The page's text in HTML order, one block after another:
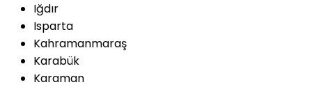
Iğdır
Isparta
Kahramanmaraş
Karabük
Karaman